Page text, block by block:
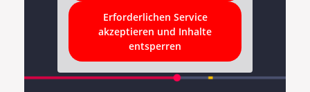
Erforderlichen Service
akzeptieren und Inhalte
entsperren